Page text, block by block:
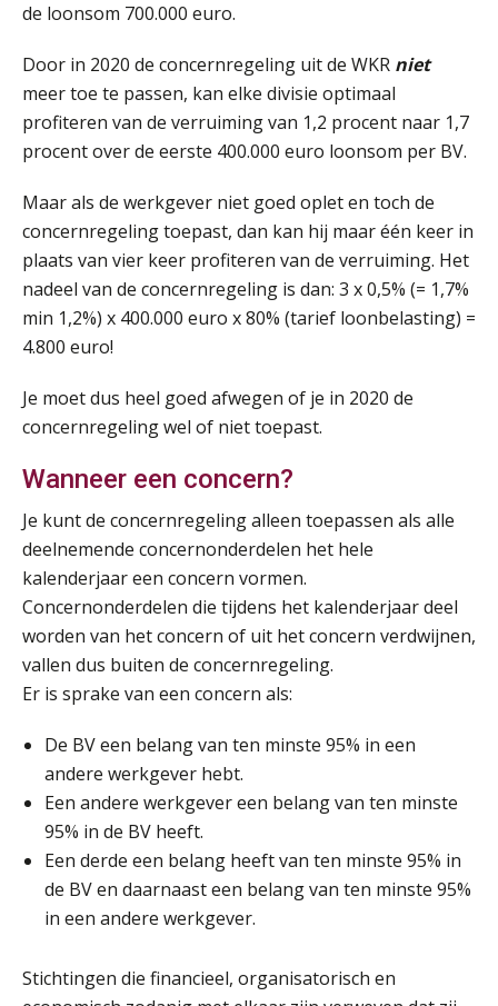
de loonsom 700.000 euro.
Door in 2020 de concernregeling uit de WKR niet
meer toe te passen, kan elke divisie optimaal
profiteren van de verruiming van 1,2 procent naar 1,7
procent over de eerste 400.000 euro loonsom per BV.
Maar als de werkgever niet goed oplet en toch de
concernregeling toepast, dan kan hij maar één keer in
plaats van vier keer profiteren van de verruiming. Het
nadeel van de concernregeling is dan: 3 x 0,5% (= 1,7%
min 1,2%) x 400.000 euro x 80% (tarief loonbelasting) =
4.800 euro!
Je moet dus heel goed afwegen of je in 2020 de
concernregeling wel of niet toepast.
Wanneer een concern?
Je kunt de concernregeling alleen toepassen als alle
deelnemende concernonderdelen het hele
kalenderjaar een concern vormen.
Concernonderdelen die tijdens het kalenderjaar deel
worden van het concern of uit het concern verdwijnen,
vallen dus buiten de concernregeling.
Er is sprake van een concern als:
De BV een belang van ten minste 95% in een
andere werkgever hebt.
Een andere werkgever een belang van ten minste
95% in de BV heeft.
Een derde een belang heeft van ten minste 95% in
de BV en daarnaast een belang van ten minste 95%
in een andere werkgever.
Stichtingen die financieel, organisatorisch en
26
27
MOCuitgevers
28
AUG
Online Vakopleiding Payroll Services (VPS)
MOCuitgevers
28
AUG
Opfriscursus VPS (NIRPA PE)
Markus Verbeek Praehep
AUG
Markus Verbeek Praehep
01
SEP
MOCuitgevers
03
SEP
MOCuitgevers
07
SEP
Online cursus Bedingen in de arbeidsovereenkomst
MOCuitgevers
08
SEP
MOCuitgevers
08
SEP
MOCuitgevers
09
Online cursus Disfunctionerende werknemer: wat nu?